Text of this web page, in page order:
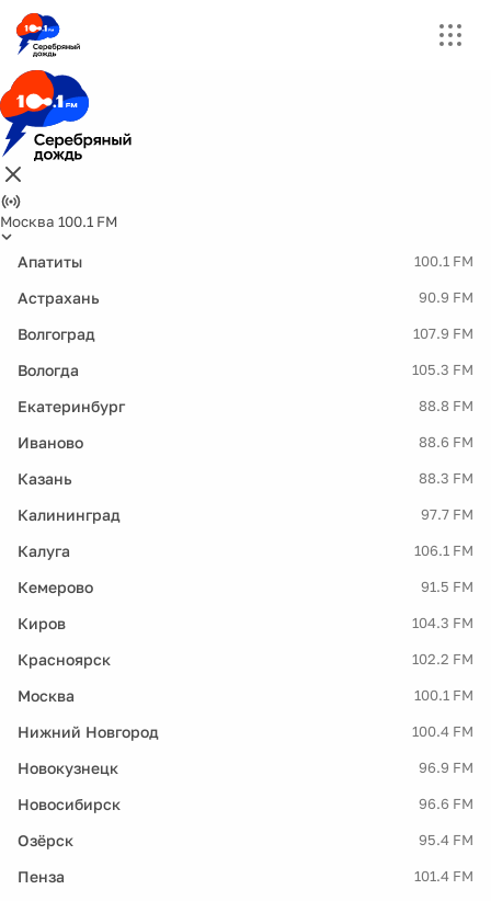
Москва 100.1 FM
Апатиты 100.1 FM
Астрахань 90.9 FM
Волгоград 107.9 FM
Вологда 105.3 FM
Екатеринбург 88.8 FM
Иваново 88.6 FM
Казань 88.3 FM
Калининград 97.7 FM
Калуга 106.1 FM
Кемерово 91.5 FM
Киров 104.3 FM
Красноярск 102.2 FM
Москва 100.1 FM
Нижний Новгород 100.4 FM
Новокузнецк 96.9 FM
Новосибирск 96.6 FM
Озёрск 95.4 FM
Пенза 101.4 FM